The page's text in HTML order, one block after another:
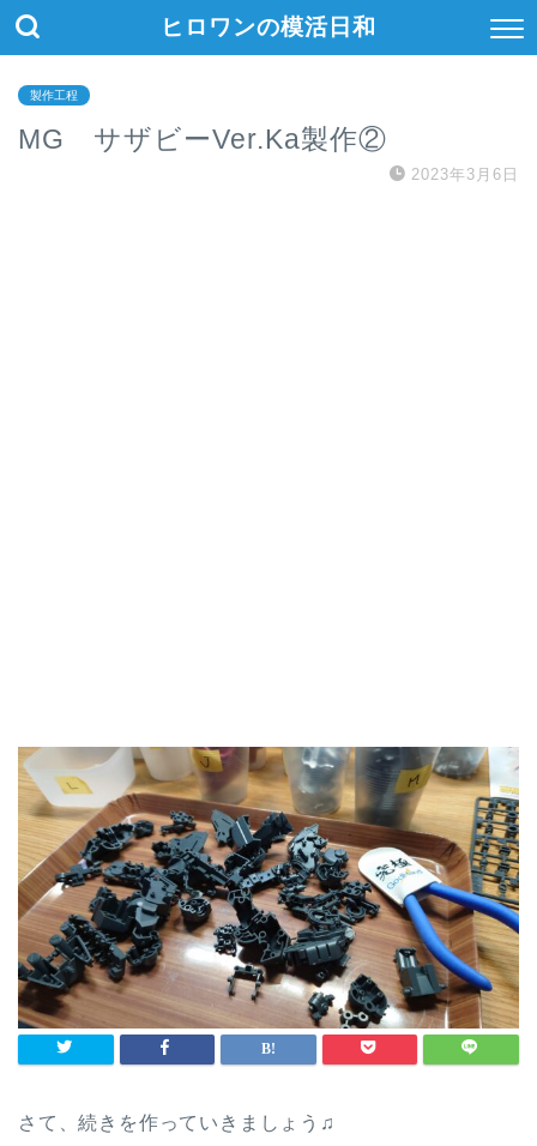
ヒロワンの模活日和
製作工程
MG サザビーVer.Ka製作②
2023年3月6日
さて、続きを作っていきましょう♫